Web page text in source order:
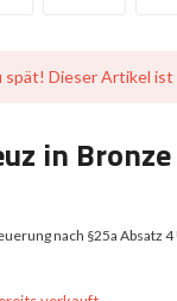
spät! Dieser Artikel
in Bronze
nach §25a Absatz 4